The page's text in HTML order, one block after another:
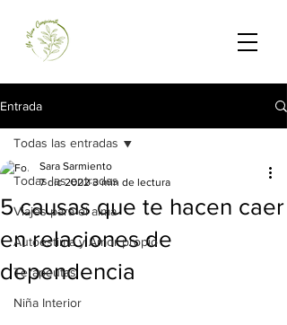
Entrada
Todas las entradas
Viajes para el alma
Autoestima y Amor propio
Terapeutas
Niña Interior
Todas las entradas
5 causas que te hacen caer
en relaciones de
dependencia
Sara Sarmiento
7 dic 2022 3 min de lectura